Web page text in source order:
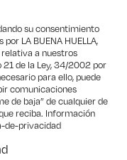
su consentimiento
LA BUENA HUELLA,
a nuestros
de la Ley, 34/2002 por
para ello, puede
comunicaciones
de baja” de cualquier de
reciba. Información
de-privacidad